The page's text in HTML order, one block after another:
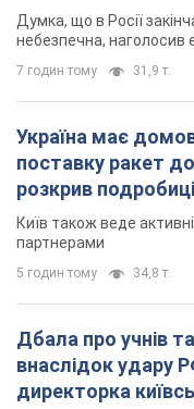
Думка, що в Росії
небезпечна, наголосив
7 годин тому 31,9 т.
Україна має
поставку ракет
розкрив подробиці
Київ також веде
партнерами
5 годин тому 34,8 т.
Дбала про учнів
внаслідок удару
директорка